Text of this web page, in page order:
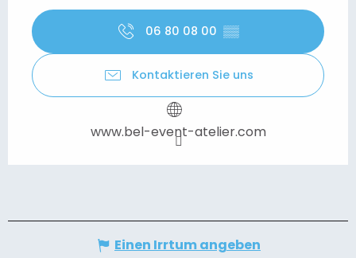
06 80 08 00 ▒▒
Kontaktieren Sie uns
www.bel-event-atelier.com
Einen Irrtum angeben